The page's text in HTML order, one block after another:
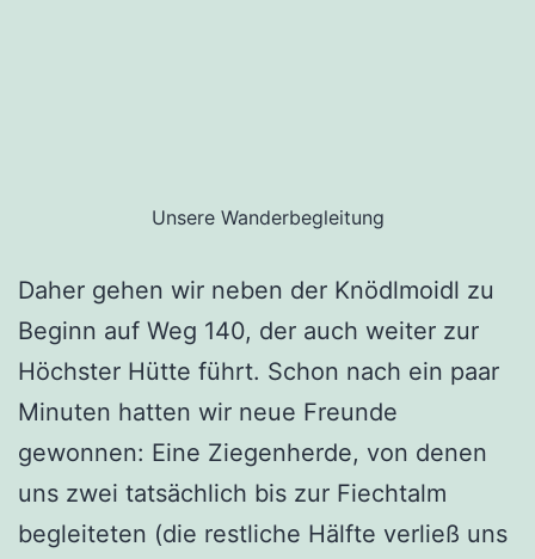
Unsere Wanderbegleitung
Daher gehen wir neben der Knödlmoidl zu
Beginn auf Weg 140, der auch weiter zur
Höchster Hütte führt. Schon nach ein paar
Minuten hatten wir neue Freunde
gewonnen: Eine Ziegenherde, von denen
uns zwei tatsächlich bis zur Fiechtalm
begleiteten (die restliche Hälfte verließ uns